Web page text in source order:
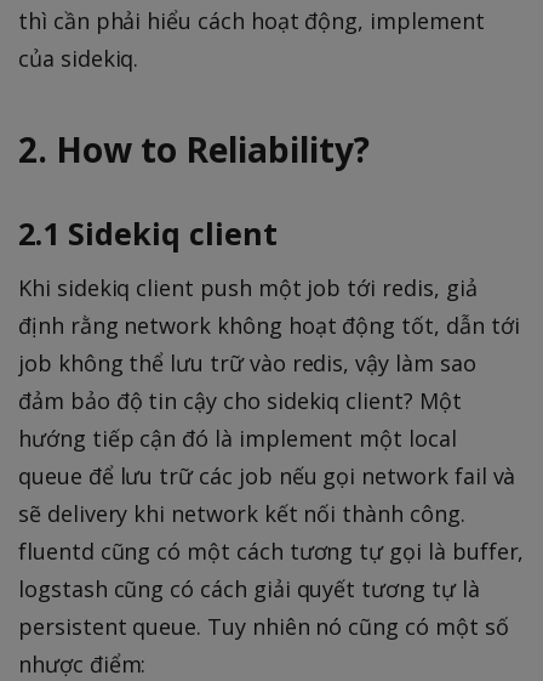
thì cần phải hiểu cách hoạt động, implement
của sidekiq.
2. How to Reliability?
2.1 Sidekiq client
Khi sidekiq client push một job tới redis, giả
định rằng network không hoạt động tốt, dẫn tới
job không thể lưu trữ vào redis, vậy làm sao
đảm bảo độ tin cậy cho sidekiq client? Một
hướng tiếp cận đó là implement một local
queue để lưu trữ các job nếu gọi network fail và
sẽ delivery khi network kết nối thành công.
fluentd cũng có một cách tương tự gọi là buffer,
logstash cũng có cách giải quyết tương tự là
persistent queue. Tuy nhiên nó cũng có một số
nhược điểm: